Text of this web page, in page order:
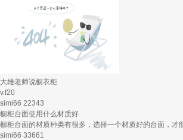
大雄老师说橱衣柜
v.f20
simi66 22343
橱柜台面使用什么材质好
橱柜台面的材质种类有很多，选择一个材质好的台面，
simi66 33661